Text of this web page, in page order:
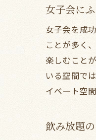
女子会に
女子会を成
ことが多く
楽しむこと
いる空間で
イベート空
飲み放題